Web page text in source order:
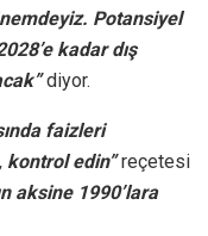
Potansiyel
kadar dış
diyor.
faizleri
kontrol edin” reçetesi
aksine 1990’lara